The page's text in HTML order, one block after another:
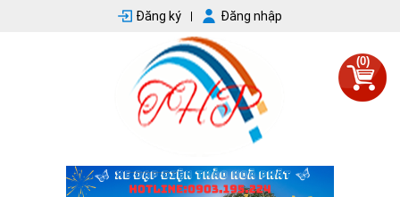
Đăng ký Đăng nhập
(0)